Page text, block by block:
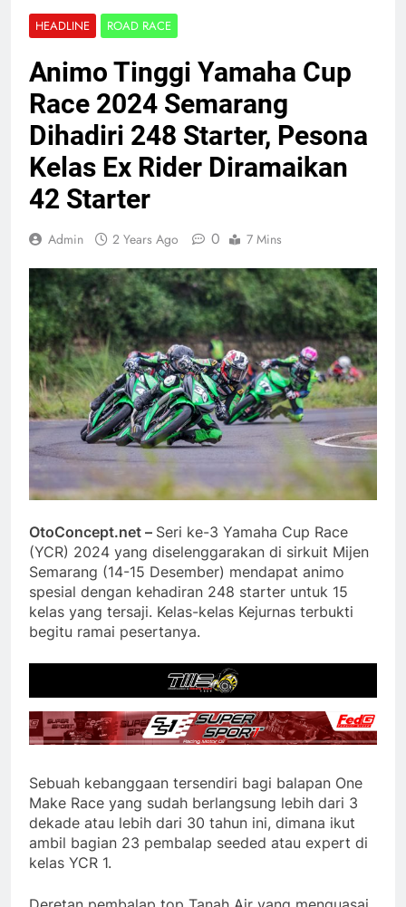
HEADLINE ROAD RACE
Animo Tinggi Yamaha Cup
Race 2024 Semarang
Dihadiri 248 Starter, Pesona
Kelas Ex Rider Diramaikan
42 Starter
Admin 2 Years Ago 0 7 Mins
OtoConcept.net – Seri ke-3 Yamaha Cup Race
(YCR) 2024 yang diselenggarakan di sirkuit Mijen
Semarang (14-15 Desember) mendapat animo
spesial dengan kehadiran 248 starter untuk 15
kelas yang tersaji. Kelas-kelas Kejurnas terbukti
begitu ramai pesertanya.
Sebuah kebanggaan tersendiri bagi balapan One
Make Race yang sudah berlangsung lebih dari 3
dekade atau lebih dari 30 tahun ini, dimana ikut
ambil bagian 23 pembalap seeded atau expert di
kelas YCR 1.